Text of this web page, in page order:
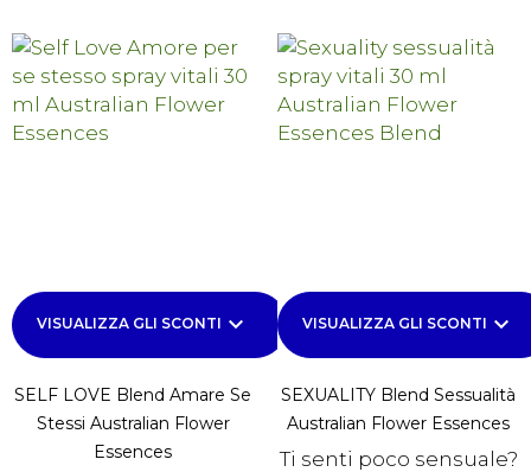
VISUALIZZA GLI SCONTI keyboard_arrow_down
SELF LOVE Blend Amare Se
Stessi Australian Flower
Essences
VISUALIZZA GLI SCONTI keyboard_arrow_down
SEXUALITY Blend Sessualità
Australian Flower Essences
Ti senti poco sensuale?